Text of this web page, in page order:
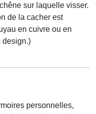
sur laquelle visser.
de la cacher est
en cuivre ou en
design.)
personnelles,